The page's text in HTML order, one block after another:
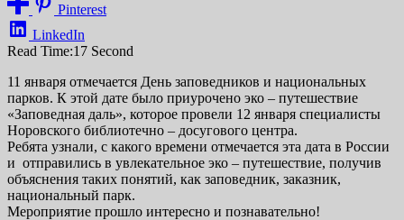
Pinterest
LinkedIn
Read Time:17 Second
11 января отмечается День заповедников и национальных
парков. К этой дате было приурочено эко – путешествие
«Заповедная даль», которое провели 12 января специалисты
Норовского библиотечно – досугового центра.
Ребята узнали, с какого времени отмечается эта дата в России
и отправились в увлекательное эко – путешествие, получив
объяснения таких понятий, как заповедник, заказник,
национальный парк.
Мероприятие прошло интересно и познавательно!